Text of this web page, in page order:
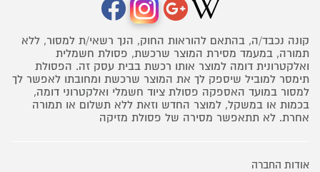
קונה נכבד/ה, בהתאם להוראות החוק, הנך רשאי/ת למסור, ללא
תמורה, במעמד מסירת המוצר שרכשת, פסולת חשמלית
ואלקטרונית דומה למוצר אותו רכשת בבית עסק זה. הפסולת
תימסר למוביל שיספק לך את המוצר שרכשת ומחובתו לאפשר לך
למסור במועד האספקה פסולת ציוד חשמלי ואלקטרוני דומה,
בכמות או במשקל, למוצר החדש וזאת ללא תשלום או תמורה
אחרת. לא תתאפשר מסירה של פסולת מזיקה
אודות החברה